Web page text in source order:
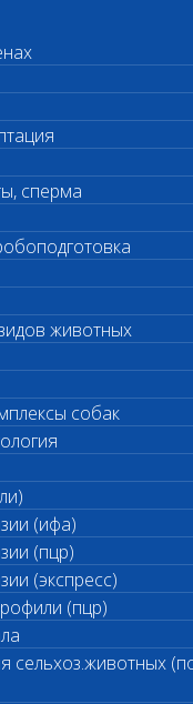
сперма
животных
собак
(ифа)
(пцр)
(экспресс)
(пцр)
сельхоз.животных
срочных
срочных
биохимических